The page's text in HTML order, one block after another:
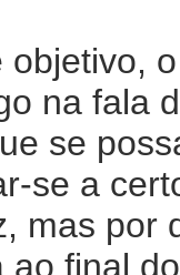
objetivo,
na fala
se
se a
mas por
ao final